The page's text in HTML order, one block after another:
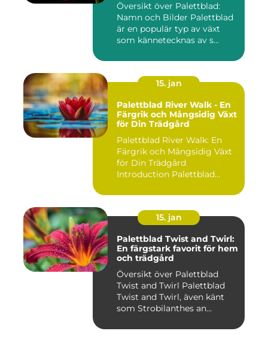
Översikt över Palettblad:
Namn och Bilder Palettblad
är en populär typ av växt
som kännetecknas av s...
15. jan
Palettblad River Walk - En
Färgrik och Mångsidig Växt
för Din Trädgård
Palettblad River Walk: En
Färgrik och Mångsidig Växt
för Din Trädgård
Introduction Palettblad
15. jan
Palettblad Twist and Twirl:
En färgstark favorit för hem
och trädgård
Översikt över Palettblad
Twist and Twirl Palettblad
Twist and Twirl, även känt
som Strobilanthes an...